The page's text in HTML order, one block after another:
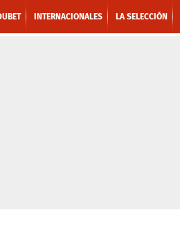
INTERNACIONALES LA SELECCIÓN